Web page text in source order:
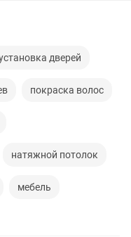
дверей
покраска волос
натяжной потолок
мебель